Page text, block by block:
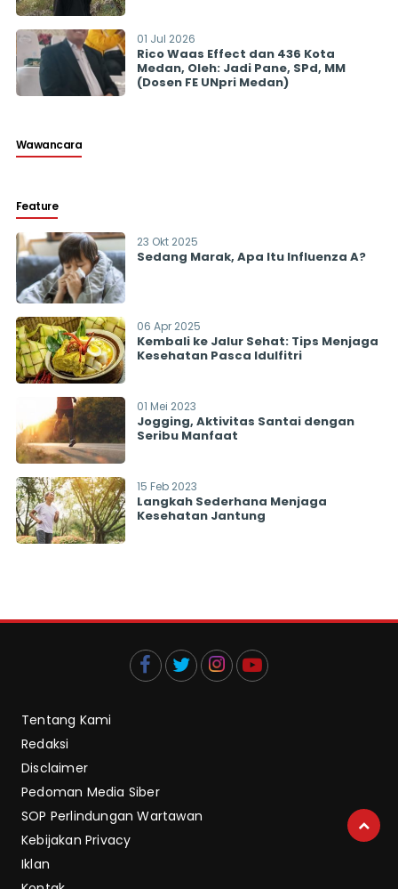
01 Jul 2026
Rico Waas Effect dan 436 Kota
Medan, Oleh: Jadi Pane, SPd, MM
(Dosen FE UNpri Medan)
Wawancara
Feature
23 Okt 2025
Sedang Marak, Apa Itu Influenza A?
06 Apr 2025
Kembali ke Jalur Sehat: Tips Menjaga
Kesehatan Pasca Idulfitri
01 Mei 2023
Jogging, Aktivitas Santai dengan
Seribu Manfaat
15 Feb 2023
Langkah Sederhana Menjaga
Kesehatan Jantung
Tentang Kami
Redaksi
Disclaimer
Pedoman Media Siber
SOP Perlindungan Wartawan
Kebijakan Privacy
Iklan